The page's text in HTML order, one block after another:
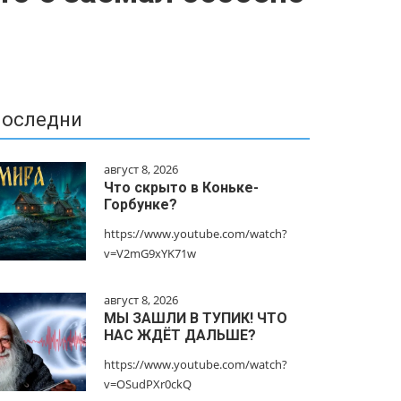
август 8, 2026
Что скрыто в Коньке-
Горбунке?
https://www.youtube.com/watch?
v=V2mG9xYK71w
август 8, 2026
МЫ ЗАШЛИ В ТУПИК! ЧТО
НАС ЖДЁТ ДАЛЬШЕ?
https://www.youtube.com/watch?
v=OSudPXr0ckQ